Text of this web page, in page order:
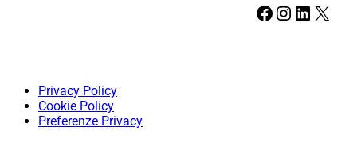
Facebook Instagram LinkedIn X
Privacy Policy
Cookie Policy
Preferenze Privacy